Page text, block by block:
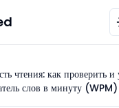
чтения: как проверить и
слов в минуту (WPM)